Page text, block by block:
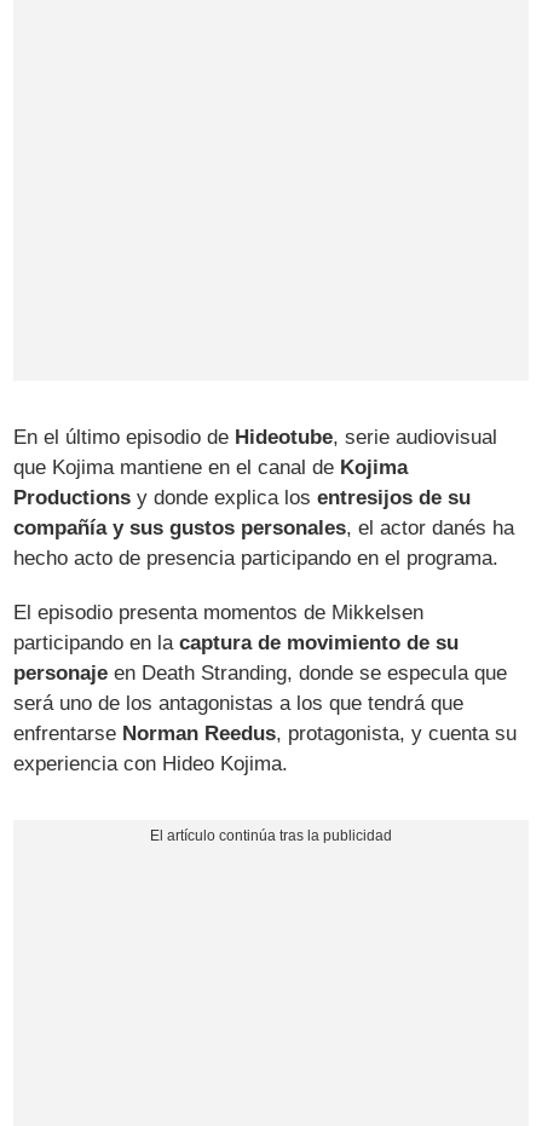
En el último episodio de Hideotube, serie audiovisual
que Kojima mantiene en el canal de Kojima
Productions y donde explica losentresijos de su
compañía y sus gustos personales, el actor danés ha
hecho acto de presencia participando en el programa.
El episodio presenta momentos de Mikkelsen
participando en lacaptura de movimiento de su
personaje en Death Stranding, donde se especula que
será uno de los antagonistas a los que tendrá que
enfrentarse Norman Reedus, protagonista, y cuenta su
experiencia con Hideo Kojima.